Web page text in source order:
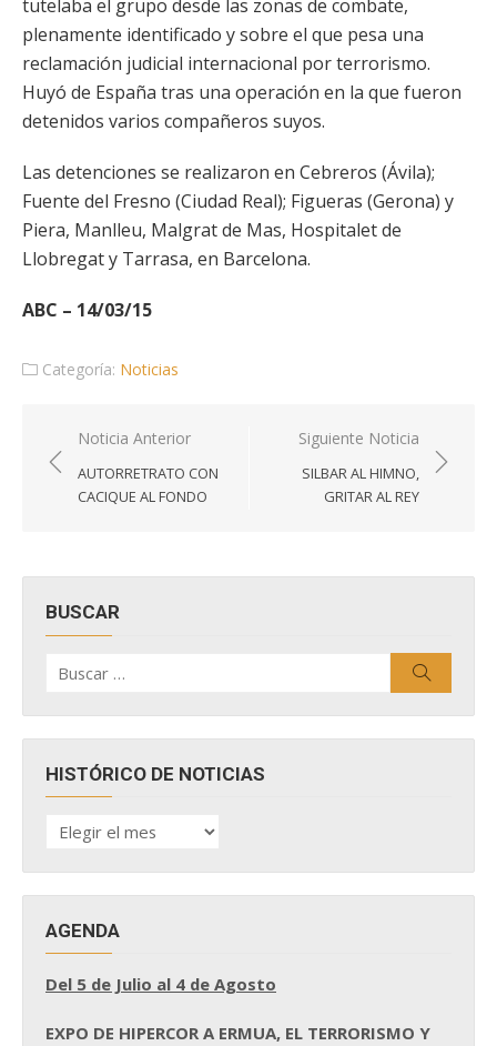
tutelaba el grupo desde las zonas de combate,
plenamente identificado y sobre el que pesa una
reclamación judicial internacional por terrorismo.
Huyó de España tras una operación en la que fueron
detenidos varios compañeros suyos.
Las detenciones se realizaron en Cebreros (Ávila);
Fuente del Fresno (Ciudad Real); Figueras (Gerona) y
Piera, Manlleu, Malgrat de Mas, Hospitalet de
Llobregat y Tarrasa, en Barcelona.
ABC – 14/03/15
Categoría: Noticias
Navegación
de
entradas
Noticia Anterior
AUTORRETRATO CON
CACIQUE AL FONDO
Siguiente Noticia
SILBAR AL HIMNO,
GRITAR AL REY
BUSCAR
por:
HISTÓRICO DE NOTICIAS
HISTÓRICO
DE
AGENDA
Del 5 de Julio al 4 de Agosto
EXPO DE HIPERCOR A ERMUA, EL TERRORISMO Y